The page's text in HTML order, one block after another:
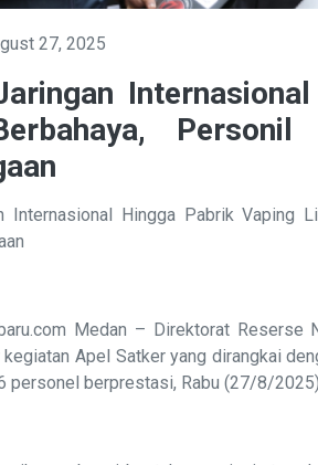
27, 2025
Personil
Internasional Hingga Pabrik Vaping
Medan – Direktorat Reserse
Apel Satker yang dirangkai
personel berprestasi, Rabu (27/8/